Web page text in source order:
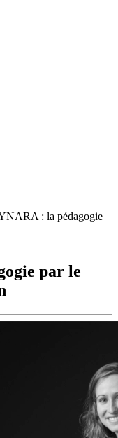
: la pédagogie
par le